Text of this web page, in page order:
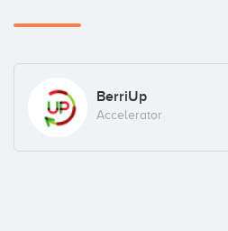
BerriUp
Accelerator